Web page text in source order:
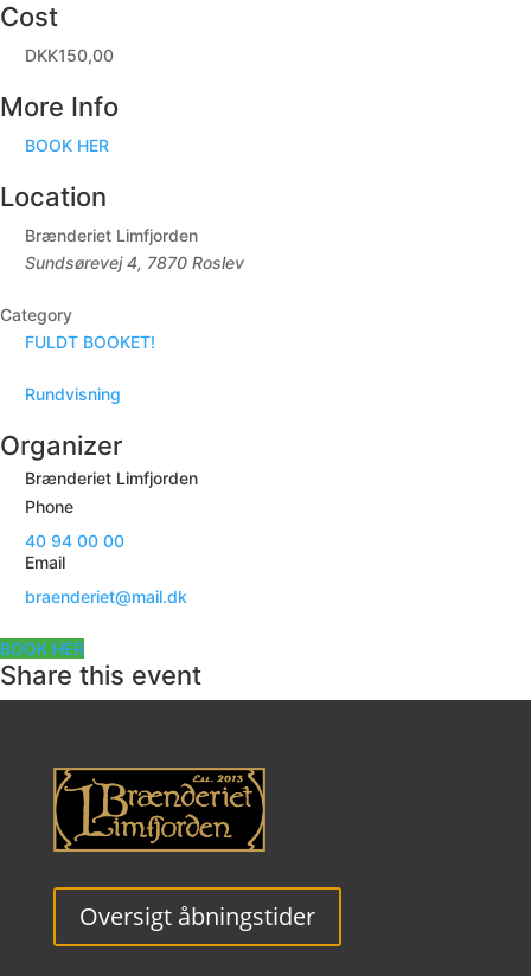
Cost
DKK150,00
More Info
BOOK HER
Location
Brænderiet Limfjorden
Sundsørevej 4, 7870 Roslev
Category
FULDT BOOKET!
Rundvisning
Organizer
Brænderiet Limfjorden
Phone
40 94 00 00
Email
braenderiet@mail.dk
BOOK HER
Share this event
Oversigt åbningstider